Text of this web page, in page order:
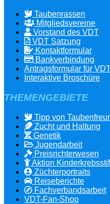
Taubenrassen
Mitgliedsvereine
Vorstand des VDT
VDT Satzung
Kontaktformular
Bankverbindung
Antragsformular für
Interaktive Broschüre
THEMENGEBIETE
Tipp von
Zucht und Haltung
Genetik
Jugendarbeit
Preisrichterwesen
Aktion
Züchterportraits
Reiseberichte
Fachverbandsarbeit
VDT-Fan-Shop